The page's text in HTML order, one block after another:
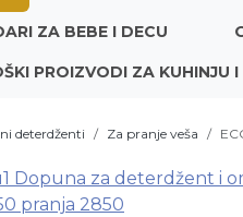
ZA BEBE I DECU
PROIZVODI ZA KUHINJU
deterdženti Za pranje veša